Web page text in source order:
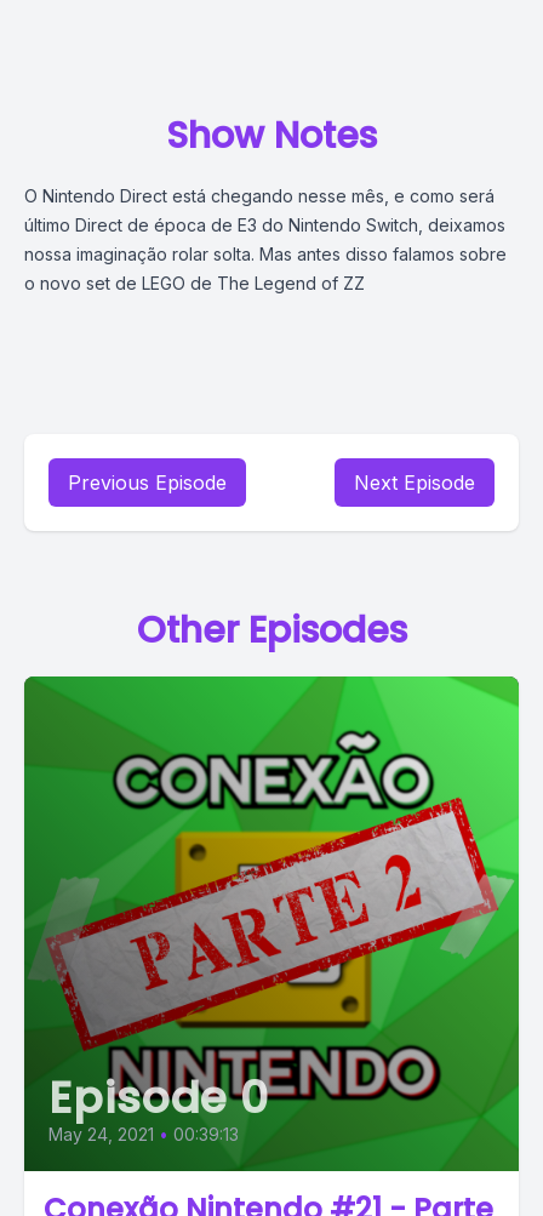
Show Notes
O Nintendo Direct está chegando nesse mês, e como será
último Direct de época de E3 do Nintendo Switch, deixamos
nossa imaginação rolar solta. Mas antes disso falamos sobre
o novo set de LEGO de The Legend of ZZ
Previous Episode Next Episode
Other Episodes
Episode 0
May 24, 2021 • 00:39:13